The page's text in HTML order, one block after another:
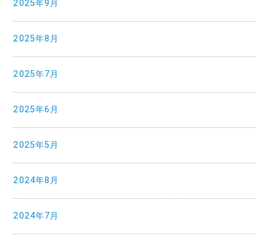
2025年9月
2025年8月
2025年7月
2025年6月
2025年5月
2024年8月
2024年7月